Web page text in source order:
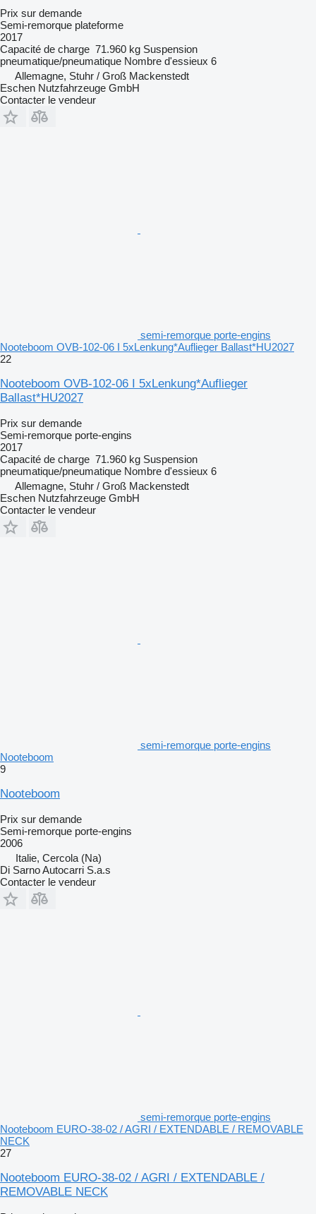
Prix sur demande
Semi-remorque plateforme
2017
Capacité de charge 71.960 kg Suspension
pneumatique/pneumatique Nombre d'essieux 6
Allemagne, Stuhr / Groß Mackenstedt
Eschen Nutzfahrzeuge GmbH
Contacter le vendeur
semi-remorque porte-engins
Nooteboom OVB-102-06 I 5xLenkung*Auflieger Ballast*HU2027
22
Nooteboom OVB-102-06 I 5xLenkung*Auflieger
Ballast*HU2027
Prix sur demande
Semi-remorque porte-engins
2017
Capacité de charge 71.960 kg Suspension
pneumatique/pneumatique Nombre d'essieux 6
Allemagne, Stuhr / Groß Mackenstedt
Eschen Nutzfahrzeuge GmbH
Contacter le vendeur
semi-remorque porte-engins
Nooteboom
9
Nooteboom
Prix sur demande
Semi-remorque porte-engins
2006
Italie, Cercola (Na)
Di Sarno Autocarri S.a.s
Contacter le vendeur
semi-remorque porte-engins
Nooteboom EURO-38-02 / AGRI / EXTENDABLE / REMOVABLE
NECK
27
Nooteboom EURO-38-02 / AGRI / EXTENDABLE /
REMOVABLE NECK